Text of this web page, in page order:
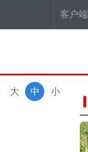
客户端
小
中
大